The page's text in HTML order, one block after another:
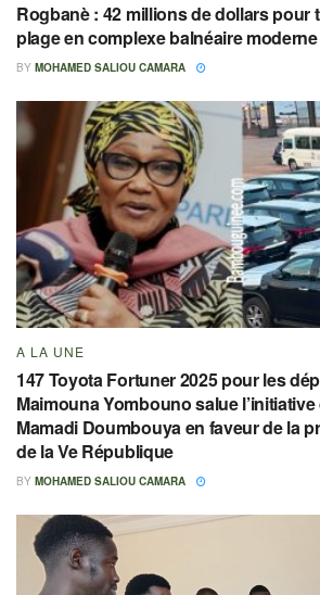
Rogbanè : 42 millions de dollars pour
plage en complexe balnéaire moderne
BY MOHAMED SALIOU CAMARA
A LA UNE
147 Toyota Fortuner 2025 pour les
Maimouna Yombouno salue
Mamadi Doumbouya en faveur de la
de la Ve République
BY MOHAMED SALIOU CAMARA